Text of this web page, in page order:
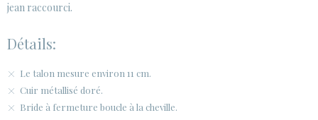
jean raccourci.
Détails:
Le talon mesure environ 11 cm.
Cuir métallisé doré.
Bride à fermeture boucle à la cheville.